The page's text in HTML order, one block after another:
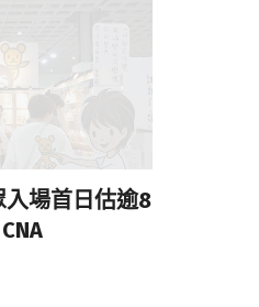
場首日估逾8